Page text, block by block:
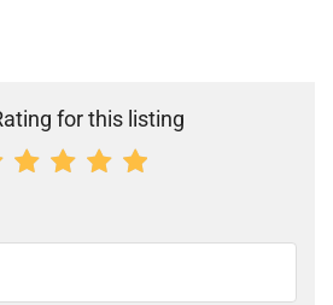
for this listing